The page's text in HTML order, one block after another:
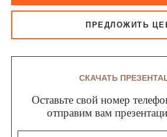
ПРЕДЛОЖИТЬ
СКАЧАТЬ
Оставьте свой номер
отправим вам